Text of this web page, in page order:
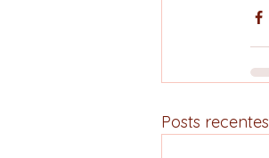
Posts recentes